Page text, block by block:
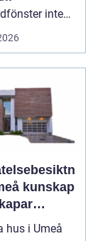
inte
Kanske
hus i Umeå